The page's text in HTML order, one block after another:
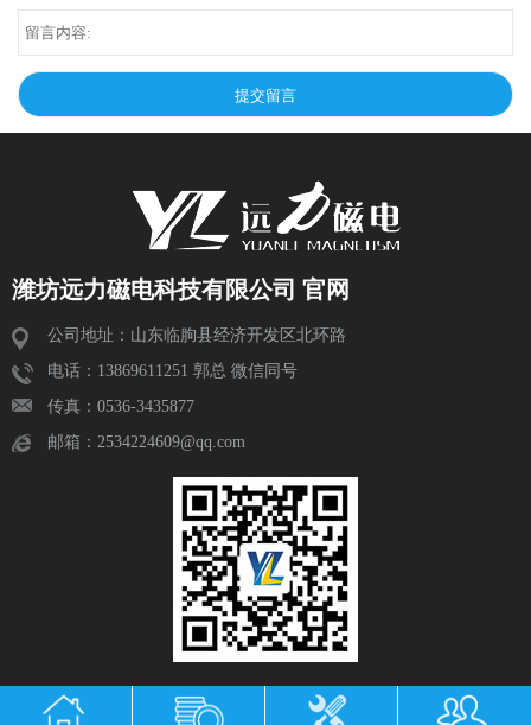
潍坊远力磁电科技有限公司 官网
公司地址：山东临朐县经济开发区北环路
电话：13869611251 郭总 微信同号
传真：0536-3435877
邮箱：2534224609@qq.com